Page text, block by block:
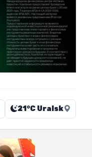
21°C Uralsk